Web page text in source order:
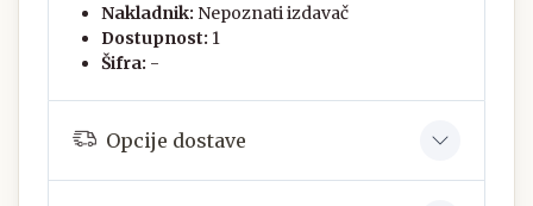
Nakladnik: Nepoznati izdavač
Dostupnost: 1
Šifra: -
Opcije dostave